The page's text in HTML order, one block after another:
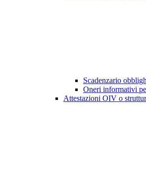
Scadenzario
Oneri informativi
Attestazioni OIV o